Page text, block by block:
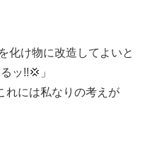
化け物に改造してよいと
ッ!!💢」
れには私なりの考えが